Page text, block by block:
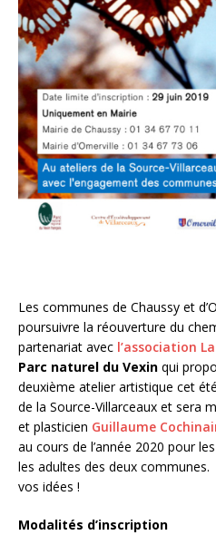
Les communes de Chaussy et
poursuivre la réouverture du
partenariat avec l’association
Parc naturel du Vexin qui
deuxième atelier artistique cet
de la Source-Villarceaux et sera
et plasticien Guillaume
au cours de l’année 2020 pour
les adultes des deux communes.
vos idées !
Modalités d’inscription